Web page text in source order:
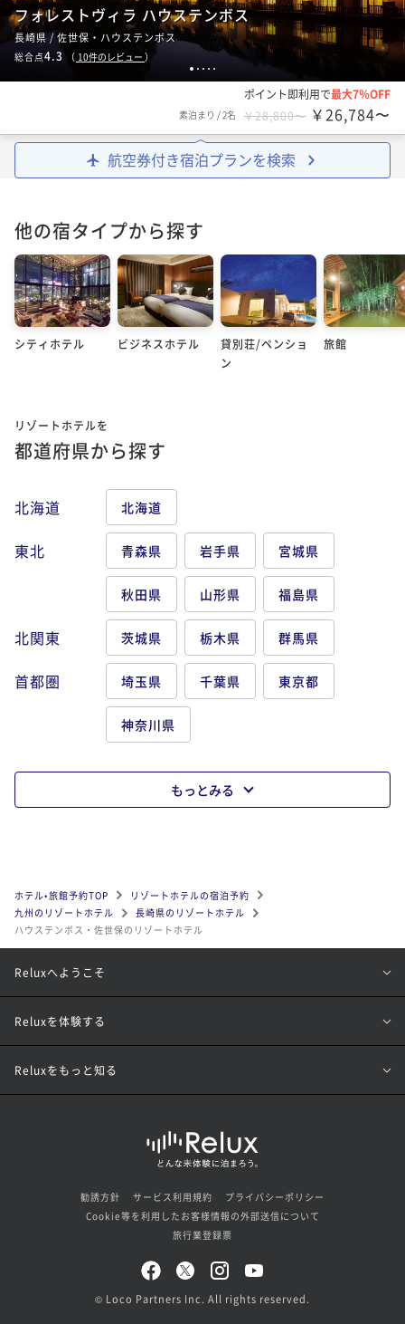
1 2 3 4 5
フォレストヴィラ ハウステンボス
長崎県 / 佐世保・ハウステンボス
総合点4.3 （ 10件のレビュー ）
ポイント即利用で最大7％OFF
素泊まり /2名 ￥28,800〜 ￥26,784〜
航空券付き宿泊プランを検索
他の宿タイプから探す
シティホテル ビジネスホテル
貸別荘/ペンショ
ン
旅館
リゾートホテルを
都道府県から探す
北海道 北海道
東北 青森県 岩手県 宮城県
秋田県 山形県 福島県
北関東 茨城県 栃木県 群馬県
首都圏 埼玉県 千葉県 東京都
神奈川県
もっとみる
ホテル•旅館予約TOP
リゾートホテルの宿泊予約
九州のリゾートホテル
長崎県のリゾートホテル
ハウステンボス・佐世保のリゾートホテル
Reluxへようこそ
Reluxを体験する
Reluxをもっと知る
勧誘方針 サービス利用規約
プライバシーポリシー
Cookie等を利用したお客様情報の外部送信について
旅行業登録票
© Loco Partners Inc. All rights reserved.